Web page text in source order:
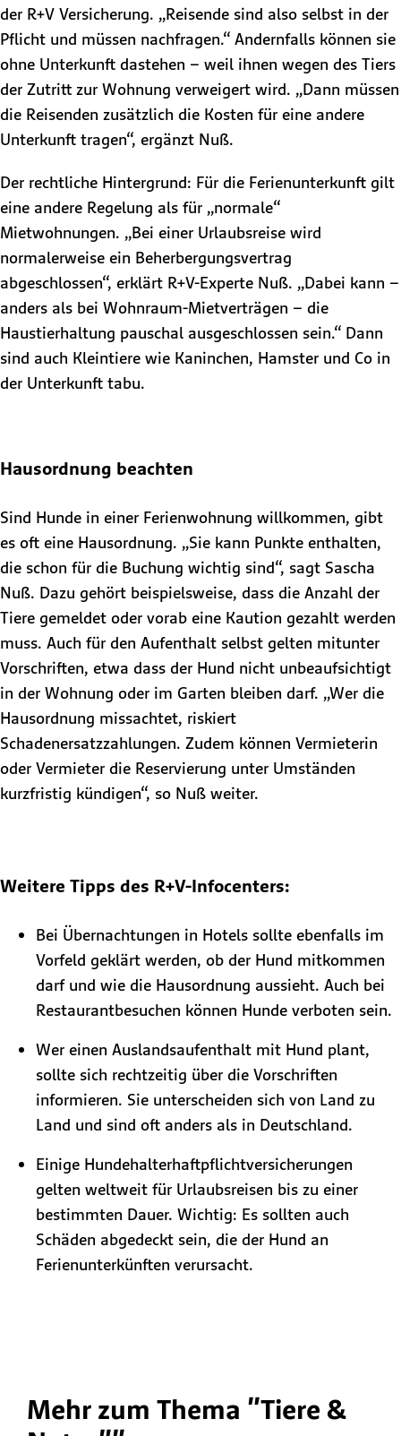
der R+V Versicherung. „Reisende sind also selbst in der
Pflicht und müssen nachfragen.“ Andernfalls können sie
ohne Unterkunft dastehen – weil ihnen wegen des Tiers
der Zutritt zur Wohnung verweigert wird. „Dann müssen
die Reisenden zusätzlich die Kosten für eine andere
Unterkunft tragen“, ergänzt Nuß.
Der rechtliche Hintergrund: Für die Ferienunterkunft gilt
eine andere Regelung als für „normale“
Mietwohnungen. „Bei einer Urlaubsreise wird
normalerweise ein Beherbergungsvertrag
abgeschlossen“, erklärt R+V-Experte Nuß. „Dabei kann –
anders als bei Wohnraum-Mietverträgen – die
Haustierhaltung pauschal ausgeschlossen sein.“ Dann
sind auch Kleintiere wie Kaninchen, Hamster und Co in
der Unterkunft tabu.
Hausordnung beachten
Sind Hunde in einer Ferienwohnung willkommen, gibt
es oft eine Hausordnung. „Sie kann Punkte enthalten,
die schon für die Buchung wichtig sind“, sagt Sascha
Nuß. Dazu gehört beispielsweise, dass die Anzahl der
Tiere gemeldet oder vorab eine Kaution gezahlt werden
muss. Auch für den Aufenthalt selbst gelten mitunter
Vorschriften, etwa dass der Hund nicht unbeaufsichtigt
in der Wohnung oder im Garten bleiben darf. „Wer die
Hausordnung missachtet, riskiert
Schadenersatzzahlungen. Zudem können Vermieterin
oder Vermieter die Reservierung unter Umständen
kurzfristig kündigen“, so Nuß weiter.
Weitere Tipps des R+V-Infocenters:
Bei Übernachtungen in Hotels sollte ebenfalls im
Vorfeld geklärt werden, ob der Hund mitkommen
darf und wie die Hausordnung aussieht. Auch bei
Restaurantbesuchen können Hunde verboten sein.
Wer einen Auslandsaufenthalt mit Hund plant,
sollte sich rechtzeitig über die Vorschriften
informieren. Sie unterscheiden sich von Land zu
Land und sind oft anders als in Deutschland.
Einige Hundehalterhaftpflichtversicherungen
gelten weltweit für Urlaubsreisen bis zu einer
bestimmten Dauer. Wichtig: Es sollten auch
Schäden abgedeckt sein, die der Hund an
Ferienunterkünften verursacht.
Mehr zum Thema "Tiere &